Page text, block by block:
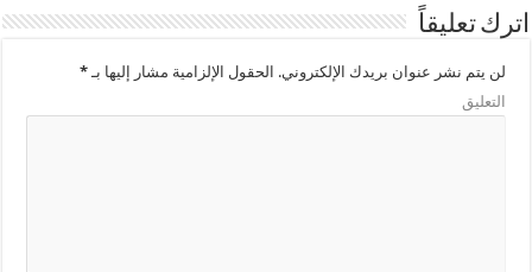
اترك تعليقاً
لن يتم نشر عنوان بريدك الإلكتروني. الحقول الإلزامية مشار إليها بـ*
التعليق